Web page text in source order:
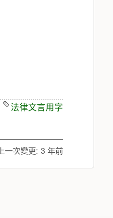
法律文言用字
上一次變更: 3 年前